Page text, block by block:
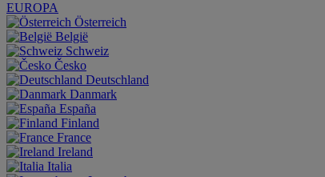
EUROPA
Österreich
België
Schweiz
Česko
Deutschland
Danmark
España
Finland
France
Ireland
Italia